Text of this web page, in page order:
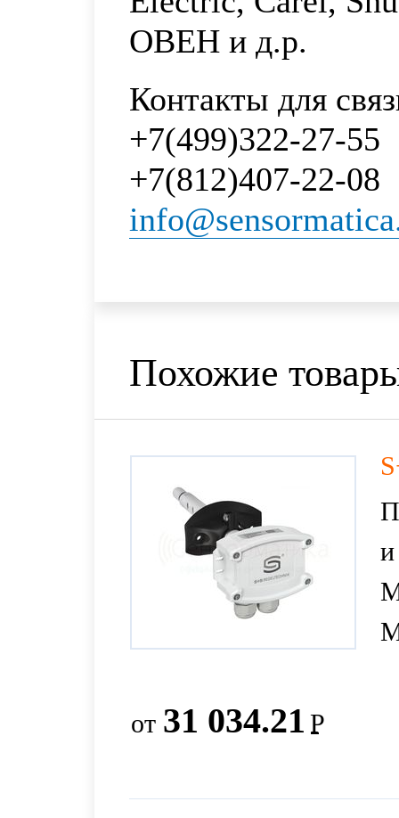
ОВЕН и д.р.
Контакты для
+7(499)322-27-55
+7(812)407-22-08
Похожие
от 31 034.21 Р